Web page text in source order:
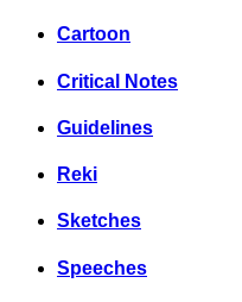
Cartoon
Critical Notes
Guidelines
Reki
Sketches
Speeches